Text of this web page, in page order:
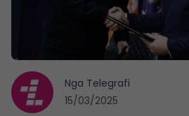
Nga Telegrafi
15/03/2025